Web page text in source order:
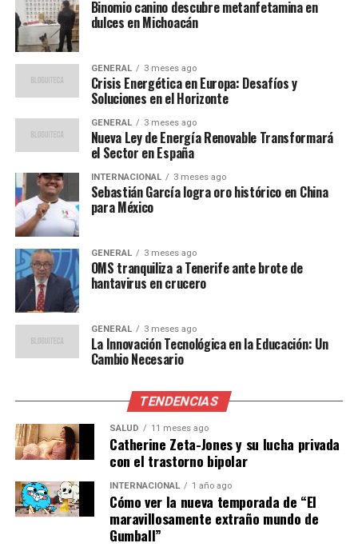
Protección y Diversidad
El acuerdo incluye protocolos para actuar ante riesgos
meteorológicos adversos, tanto por calor como por frío,
lo que refleja una creciente preocupación por el
bienestar de los trabajadores en condiciones extremas.
Además, se han implementado medidas específicas para
apoyar a las personas LGTBI, promoviendo un entorno
laboral más inclusivo.
CCOO del Hábitat ha destacado que este convenio
reafirma su compromiso con los trabajadores del sector,
asegurando condiciones laborales más justas y
protegidas.
“Con este convenio, CCOO
del Hábitat reafirma su
compromiso con las
trabajadores del sector,
asegurando condiciones
más justas y protegidas en
el entorno laboral”,
defendió el sindicato.
Binomio canino descubre metanfetamina en
dulces en Michoacán
GENERAL 3 meses ago
Crisis Energética en Europa: Desafíos y
Soluciones en el Horizonte
GENERAL 3 meses ago
Nueva Ley de Energía Renovable Transformará
el Sector en España
INTERNACIONAL 3 meses ago
Sebastián García logra oro histórico en China
para México
GENERAL 3 meses ago
OMS tranquiliza a Tenerife ante brote de
hantavirus en crucero
GENERAL 3 meses ago
La Innovación Tecnológica en la Educación: Un
Cambio Necesario
TENDENCIAS
SALUD 11 meses ago
Catherine Zeta-Jones y su lucha privada
con el trastorno bipolar
INTERNACIONAL 1 año ago
Cómo ver la nueva temporada de “El
maravillosamente extraño mundo de
Gumball”